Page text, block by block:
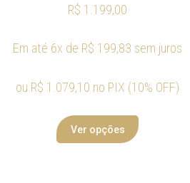
R$ 1.199,00
Em até 6x de R$ 199,83 sem juros
ou R$ 1.079,10 no PIX (10% OFF)
Ver opções